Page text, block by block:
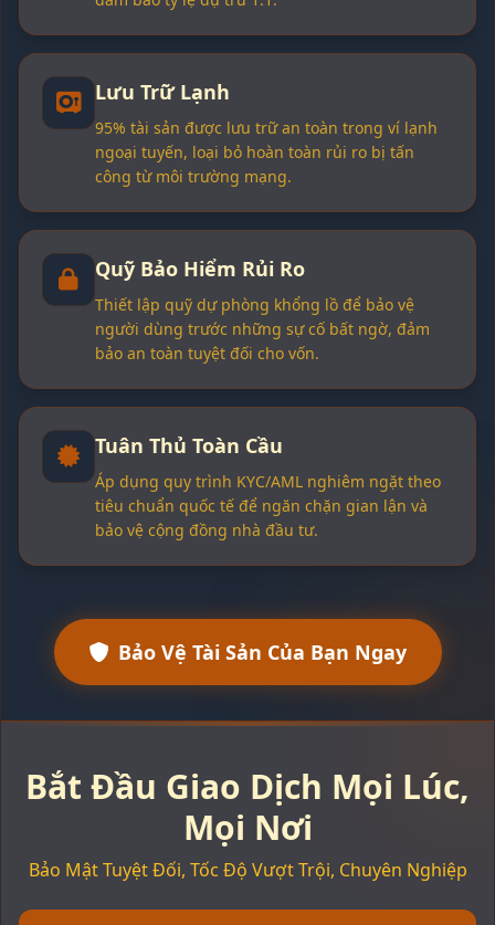
Lưu Trữ Lạnh
95% tài sản được lưu trữ an toàn trong ví lạnh
ngoại tuyến, loại bỏ hoàn toàn rủi ro bị tấn
công từ môi trường mạng.
Quỹ Bảo Hiểm Rủi Ro
Thiết lập quỹ dự phòng khổng lồ để bảo vệ
người dùng trước những sự cố bất ngờ, đảm
bảo an toàn tuyệt đối cho vốn.
Tuân Thủ Toàn Cầu
Áp dụng quy trình KYC/AML nghiêm ngặt theo
tiêu chuẩn quốc tế để ngăn chặn gian lận và
bảo vệ cộng đồng nhà đầu tư.
Bảo Vệ Tài Sản Của Bạn Ngay
Bắt Đầu Giao Dịch Mọi Lúc,
Mọi Nơi
Bảo Mật Tuyệt Đối, Tốc Độ Vượt Trội, Chuyên Nghiệp